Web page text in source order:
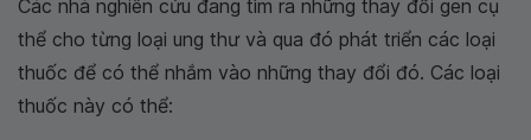
Các nhà nghiên cứu đang tìm ra những thay đổi gen cụ
thể cho từng loại ung thư và qua đó phát triển các loại
thuốc để có thể nhắm vào những thay đổi đó. Các loại
thuốc này có thể: